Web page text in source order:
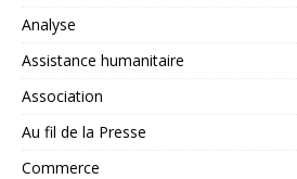
Analyse
Assistance humanitaire
Association
Au fil de la Presse
Commerce